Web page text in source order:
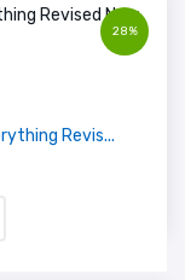
28%
Revis...